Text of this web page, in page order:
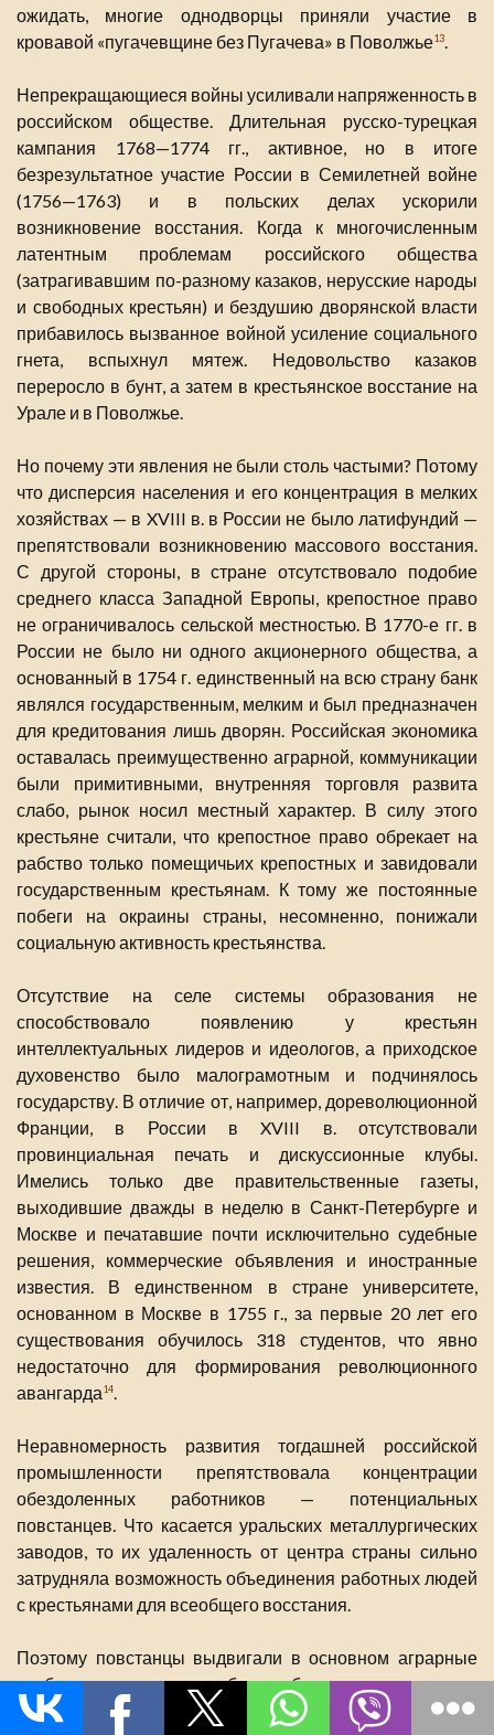
ожидать, многие однодворцы приняли участие в
кровавой «пугачевщине без Пугачева» в Поволжье13.
Непрекращающиеся войны усиливали напряженность в
российском обществе. Длительная русско-турецкая
кампания 1768—1774 гг., активное, но в итоге
безрезультатное участие России в Семилетней войне
(1756—1763) и в польских делах ускорили
возникновение восстания. Когда к многочисленным
латентным проблемам российского общества
(затрагивавшим по-разному казаков, нерусские народы
и свободных крестьян) и бездушию дворянской власти
прибавилось вызванное войной усиление социального
гнета, вспыхнул мятеж. Недовольство казаков
переросло в бунт, а затем в крестьянское восстание на
Урале и в Поволжье.
Но почему эти явления не были столь частыми? Потому
что дисперсия населения и его концентрация в мелких
хозяйствах — в XVIII в. в России не было латифундий —
препятствовали возникновению массового восстания.
С другой стороны, в стране отсутствовало подобие
среднего класса Западной Европы, крепостное право
не ограничивалось сельской местностью. В 1770-е гг. в
России не было ни одного акционерного общества, а
основанный в 1754 г. единственный на всю страну банк
являлся государственным, мелким и был предназначен
для кредитования лишь дворян. Российская экономика
оставалась преимущественно аграрной, коммуникации
были примитивными, внутренняя торговля развита
слабо, рынок носил местный характер. В силу этого
крестьяне считали, что крепостное право обрекает на
рабство только помещичьих крепостных и завидовали
государственным крестьянам. К тому же постоянные
побеги на окраины страны, несомненно, понижали
социальную активность крестьянства.
Отсутствие на селе системы образования не
способствовало появлению у крестьян
интеллектуальных лидеров и идеологов, а приходское
духовенство было малограмотным и подчинялось
государству. В отличие от, например, дореволюционной
Франции, в России в XVIII в. отсутствовали
провинциальная печать и дискуссионные клубы.
Имелись только две правительственные газеты,
выходившие дважды в неделю в Санкт-Петербурге и
Москве и печатавшие почти исключительно судебные
решения, коммерческие объявления и иностранные
известия. В единственном в стране университете,
основанном в Москве в 1755 г., за первые 20 лет его
существования обучилось 318 студентов, что явно
недостаточно для формирования революционного
авангарда14.
Неравномерность развития тогдашней российской
промышленности препятствовала концентрации
обездоленных работников — потенциальных
повстанцев. Что касается уральских металлургических
заводов, то их удаленность от центра страны сильно
затрудняла возможность объединения работных людей
с крестьянами для всеобщего восстания.
Поэтому повстанцы выдвигали в основном аграрные
требования, которые были близки крестьянству,
составлявшему большинство населения (причем даже в